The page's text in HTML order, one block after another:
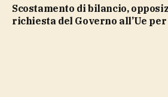
Scostamento di bilancio, opposizioni unite contro
richiesta del Governo all’Ue